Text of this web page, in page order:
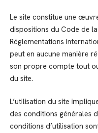
Le site constitue une
dispositions du Code de
Réglementations
peut en aucune manière
son propre compte tout
du site.
L’utilisation du site
des conditions générales
conditions d’utilisation